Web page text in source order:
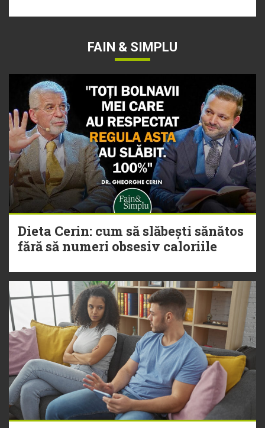
FAIN & SIMPLU
Dieta Cerin: cum să slăbești sănătos
fără să numeri obsesiv caloriile